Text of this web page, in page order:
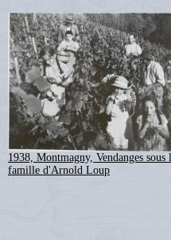
1938, Montmagny, Vendanges
famille d'Arnold Loup